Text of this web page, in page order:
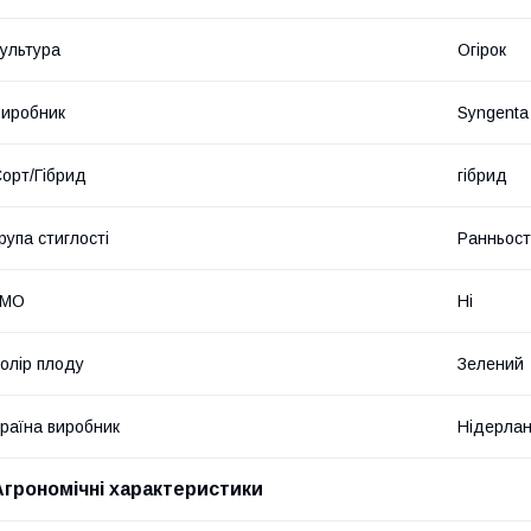
Огірок
Syngenta
Гібрид гібрид
стиглості
Ні
плоду Зелений
виробник
характеристики